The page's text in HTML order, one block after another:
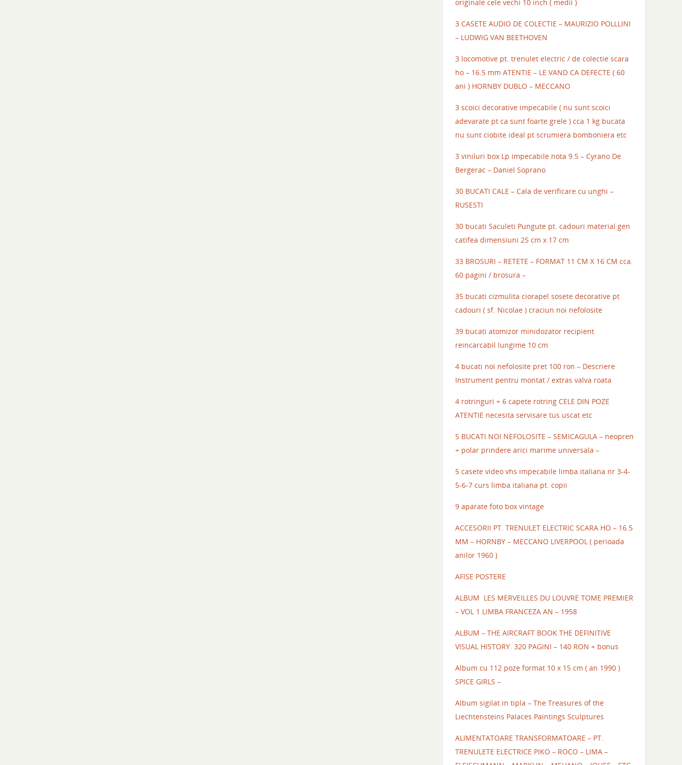
originale cele vechi 10 inch ( medii )
3 CASETE AUDIO DE COLECTIE – MAURIZIO POLLLINI
– LUDWIG VAN BEETHOVEN
3 locomotive pt. trenulet electric / de colectie scara
ho – 16.5 mm ATENTIE – LE VAND CA DEFECTE ( 60
ani ) HORNBY DUBLO – MECCANO
3 scoici decorative impecabile ( nu sunt scoici
adevarate pt ca sunt foarte grele ) cca 1 kg bucata
nu sunt ciobite ideal pt scrumiera bomboniera etc
3 viniluri box Lp impecabile nota 9.5 – Cyrano De
Bergerac – Daniel Soprano
30 BUCATI CALE – Cala de verificare cu unghi –
RUSESTI
30 bucati Saculeti Pungute pt. cadouri material gen
catifea dimensiuni 25 cm x 17 cm
33 BROSURI – RETETE – FORMAT 11 CM X 16 CM cca.
60 pagini / brosura –
35 bucati cizmulita ciorapel sosete decorative pt
cadouri ( sf. Nicolae ) craciun noi nefolosite
39 bucati atomizor minidozator recipient
reincarcabil lungime 10 cm
4 bucati noi nefolosite pret 100 ron – Descriere
Instrument pentru montat / extras valva roata
4 rotringuri + 6 capete rotring CELE DIN POZE
ATENTIE necesita servisare tus uscat etc
5 BUCATI NOI NEFOLOSITE – SEMICAGULA – neopren
+ polar prindere arici marime universala –
5 casete video vhs impecabile limba italiana nr 3-4-
5-6-7 curs limba italiana pt. copii
9 aparate foto box vintage
ACCESORII PT. TRENULET ELECTRIC SCARA HO – 16.5
MM – HORNBY – MECCANO LIVERPOOL ( perioada
anilor 1960 )
AFISE POSTERE
ALBUM LES MERVEILLES DU LOUVRE TOME PREMIER
– VOL 1 LIMBA FRANCEZA AN – 1958
ALBUM – THE AIRCRAFT BOOK THE DEFINITIVE
VISUAL HISTORY. 320 PAGINI – 140 RON + bonus
Album cu 112 poze format 10 x 15 cm ( an 1990 )
SPICE GIRLS –
Album sigilat in tipla – The Treasures of the
Liechtensteins Palaces Paintings Sculptures
ALIMENTATOARE TRANSFORMATOARE – PT.
TRENULETE ELECTRICE PIKO – ROCO – LIMA –